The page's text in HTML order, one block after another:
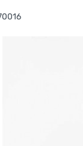
ДОСТАВКА